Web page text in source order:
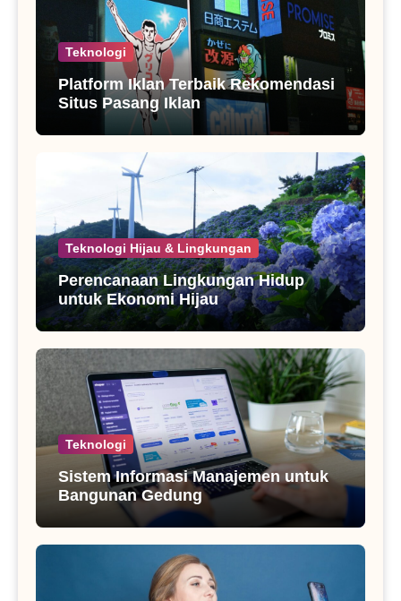
Teknologi
Platform Iklan Terbaik Rekomendasi
Situs Pasang Iklan
Teknologi Hijau & Lingkungan
Perencanaan Lingkungan Hidup
untuk Ekonomi Hijau
Teknologi
Sistem Informasi Manajemen untuk
Bangunan Gedung